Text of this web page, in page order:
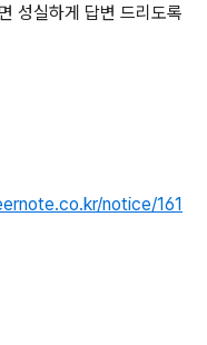
성실하게 답변 드리도록
notice/161